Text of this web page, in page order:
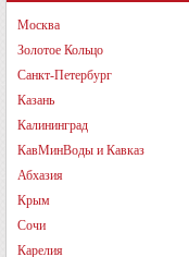
Москва
Золотое Кольцо
Санкт-Петербург
Казань
Калининград
КавМинВоды и Кавказ
Абхазия
Крым
Сочи
Карелия